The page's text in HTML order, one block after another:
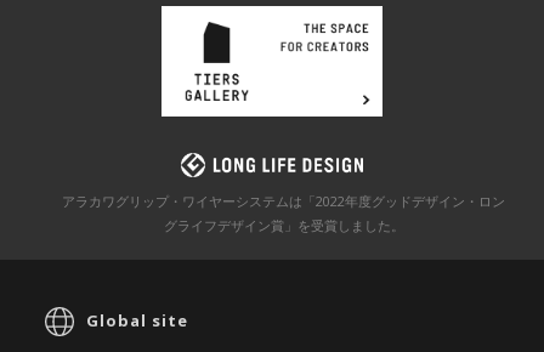
アラカワグリップ・ワイヤーシステムは「2022年度グッドデザイン・ロン
グライフデザイン賞」を受賞しました。
Global site